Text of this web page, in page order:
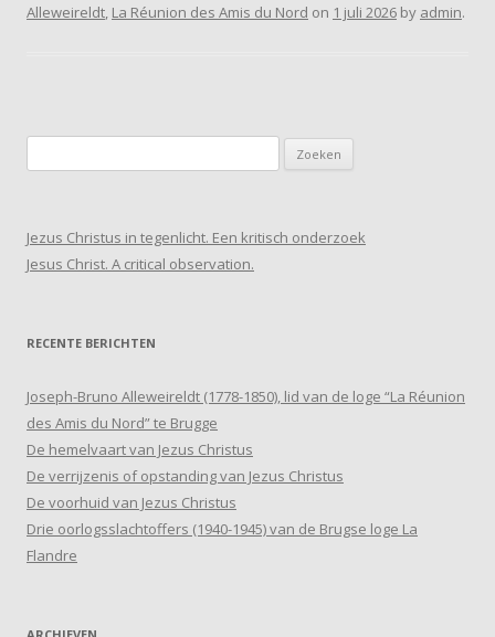
Alleweireldt, La Réunion des Amis du Nord on 1 juli 2026 by admin.
naar:
Jezus Christus in tegenlicht. Een kritisch onderzoek
Jesus Christ. A critical observation.
RECENTE BERICHTEN
Joseph-Bruno Alleweireldt (1778-1850), lid van de loge “La Réunion
des Amis du Nord” te Brugge
De hemelvaart van Jezus Christus
De verrijzenis of opstanding van Jezus Christus
De voorhuid van Jezus Christus
Drie oorlogsslachtoffers (1940-1945) van de Brugse loge La
Flandre